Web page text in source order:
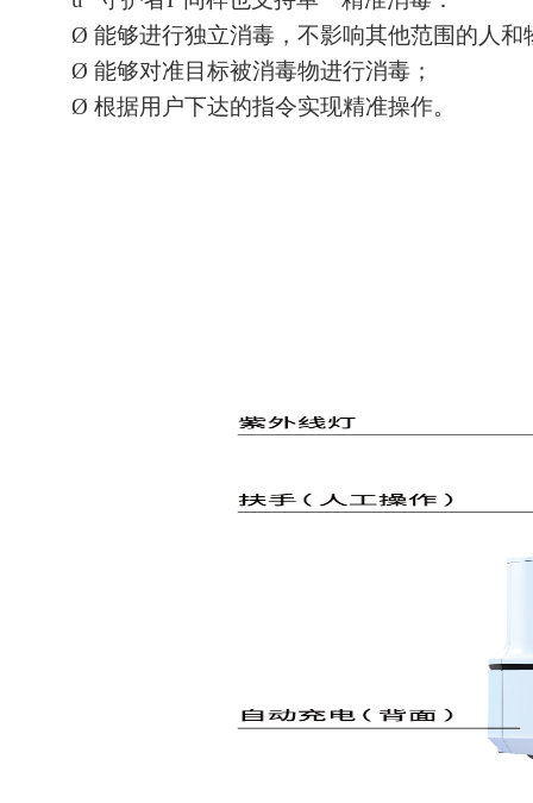
Ø 能够进行独立消毒，不影响其他范围的人和
Ø 能够对准目标被消毒物进行消毒；
Ø 根据用户下达的指令实现精准操作。